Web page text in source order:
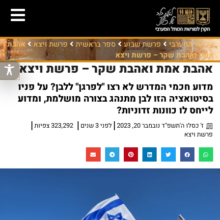
הכותל המערבי פרשת שבוע ספר בראשית פרשת ויצא
אהבת
אמת ואהבת שקר – פרשת ויצא
אהבת אמת ואהבת שקר – פרשת ויצא
מדוע חכמי המדרש לא רצו "לפרגן" ללבן? על פניו
בסיטואציה הזו לבן מתנהג בצורה מושלמת, ומדוע
לייחס לו כוונות זדוניות?
ז' כסלו ה'תשפ"ד נובמבר 20, 2023 לפני 3 שנים
323,292 צפיות
פרשת ויצא